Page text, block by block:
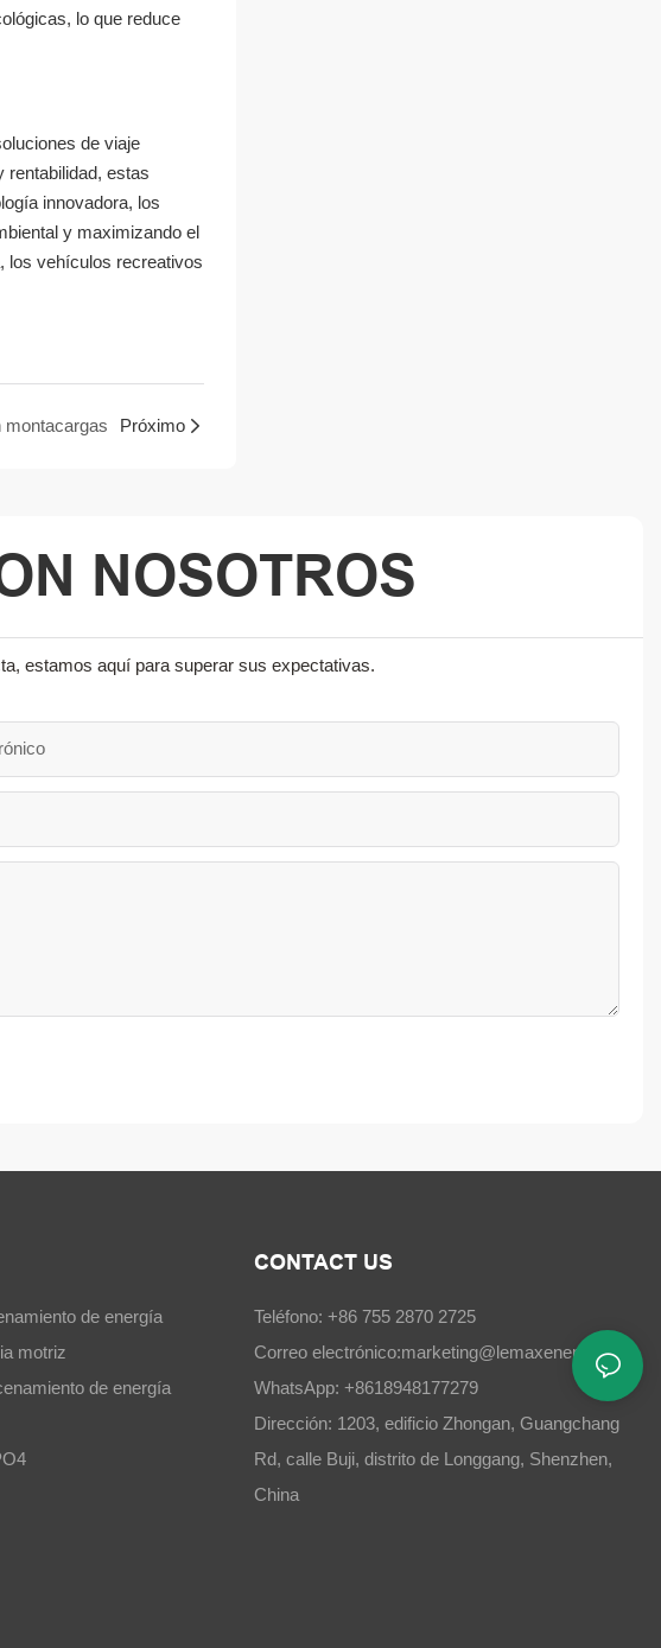
lo que reduce
de viaje
rentabilidad, estas
innovadora, los
y maximizando el
los vehículos recreativos
montacargas Próximo
NOSOTROS
estamos aquí para superar sus expectativas.
de energía
motriz
de energía
CONTACT US
Teléfono: +86 755 2870 2725
Correo electrónico:marketing@lemaxenergy.com
WhatsApp: +8618948177279
Dirección: 1203, edificio Zhongan, Guangchang
Rd, calle Buji, distrito de Longgang, Shenzhen,
China